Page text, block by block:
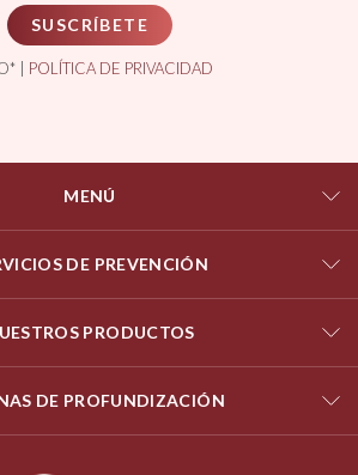
SUSCRÍBETE
| POLÍTICA DE PRIVACIDAD
MENÚ
DE PREVENCIÓN
PRODUCTOS
DE PROFUNDIZACIÓN